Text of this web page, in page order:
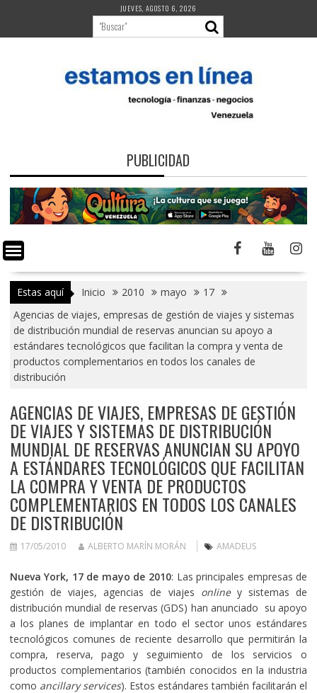
contenido
JUEVES, AGOSTO 6, 2026
PUBLICIDAD
Estas aquí Inicio 2010 mayo
17
Agencias de viajes, empresas de gestión de viajes y sistemas
de distribución mundial de reservas anuncian su apoyo a
estándares tecnológicos que facilitan la compra y venta de
productos complementarios en todos los canales de
distribución
AGENCIAS DE VIAJES, EMPRESAS DE GESTIÓN
DE VIAJES Y SISTEMAS DE DISTRIBUCIÓN
MUNDIAL DE RESERVAS ANUNCIAN SU APOYO
A ESTÁNDARES TECNOLÓGICOS QUE FACILITAN
LA COMPRA Y VENTA DE PRODUCTOS
COMPLEMENTARIOS EN TODOS LOS CANALES
DE DISTRIBUCIÓN
17/05/2010 ALBERTO MARÍN MORÁN AMADEUS
Nueva York, 17 de mayo de 2010: Las principales empresas de
gestión de viajes, agencias de viajes onliney sistemas de
distribución mundial de reservas (GDS) han anunciado su apoyo
a los planes de implantar en todo el sector unos estándares
tecnológicos comunes de reciente desarrollo que permitirán la
compra, reserva, pago y seguimiento de los servicios o
productos complementarios (también conocidos en la industria
como ancillary services). Estos estándares también facilitarán el